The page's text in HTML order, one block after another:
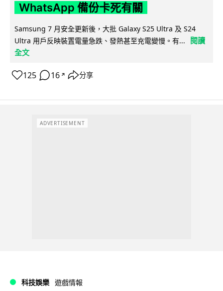
WhatsApp 備份卡死有關
Samsung 7 月安全更新後，大批 Galaxy S25 Ultra 及 S24
Ultra 用戶反映裝置電量急跌、發熱甚至充電變慢。有...
閱讀
全文
125 16 ↗ 分享
ADVERTISEMENT
科技娛樂 遊戲情報